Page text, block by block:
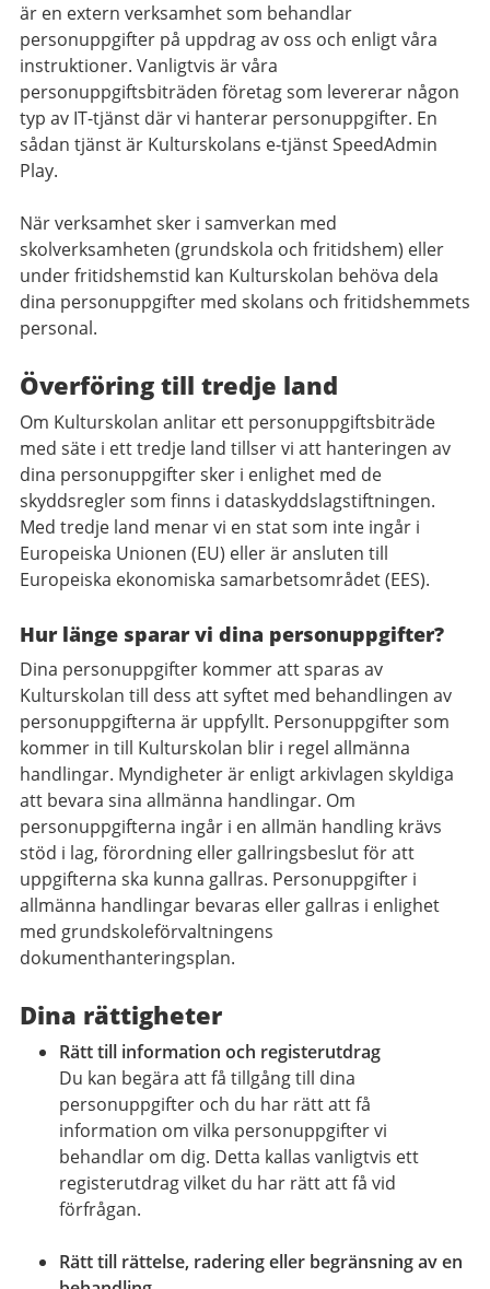
är en extern verksamhet som behandlar
personuppgifter på uppdrag av oss och enligt våra
instruktioner. Vanligtvis är våra
personuppgiftsbiträden företag som levererar någon
typ av IT-tjänst där vi hanterar personuppgifter. En
sådan tjänst är Kulturskolans e-tjänst SpeedAdmin
Play.
När verksamhet sker i samverkan med
skolverksamheten (grundskola och fritidshem) eller
under fritidshemstid kan Kulturskolan behöva dela
dina personuppgifter med skolans och fritidshemmets
personal.
Överföring till tredje land
Om Kulturskolan anlitar ett personuppgiftsbiträde
med säte i ett tredje land tillser vi att hanteringen av
dina personuppgifter sker i enlighet med de
skyddsregler som finns i dataskyddslagstiftningen.
Med tredje land menar vi en stat som inte ingår i
Europeiska Unionen (EU) eller är ansluten till
Europeiska ekonomiska samarbetsområdet (EES).
Hur länge sparar vi dina personuppgifter?
Dina personuppgifter kommer att sparas av
Kulturskolan till dess att syftet med behandlingen av
personuppgifterna är uppfyllt. Personuppgifter som
kommer in till Kulturskolan blir i regel allmänna
handlingar. Myndigheter är enligt arkivlagen skyldiga
att bevara sina allmänna handlingar. Om
personuppgifterna ingår i en allmän handling krävs
stöd i lag, förordning eller gallringsbeslut för att
uppgifterna ska kunna gallras. Personuppgifter i
allmänna handlingar bevaras eller gallras i enlighet
med grundskoleförvaltningens
dokumenthanteringsplan.
Dina rättigheter
Rätt till information och registerutdrag
Du kan begära att få tillgång till dina
personuppgifter och du har rätt att få
information om vilka personuppgifter vi
behandlar om dig. Detta kallas vanligtvis ett
registerutdrag vilket du har rätt att få vid
förfrågan.
Rätt till rättelse, radering eller begränsning av en